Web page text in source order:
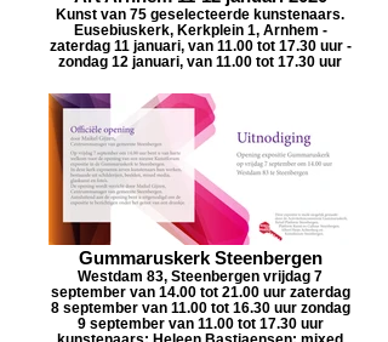
Kunst van 75 geselecteerde kunstenaars.
Eusebiuskerk, Kerkplein 1, Arnhem -
zaterdag 11 januari, van 11.00 tot 17.30 uur -
zondag 12 januari, van 11.00 tot 17.30 uur
Gummaruskerk Steenbergen
Westdam 83, Steenbergen vrijdag 7
september van 14.00 tot 21.00 uur zaterdag
8 september van 11.00 tot 16.30 uur zondag
9 september van 11.00 tot 17.30 uur